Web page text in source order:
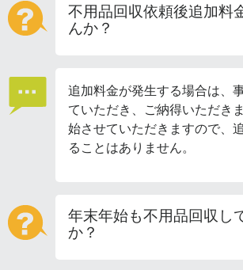
不用品回収依頼後追加料
んか？
追加料金が発生する場合は、
ていただき、ご納得いただき
始させていただきますので、
ることはありません。
年末年始も不用品回収し
か？